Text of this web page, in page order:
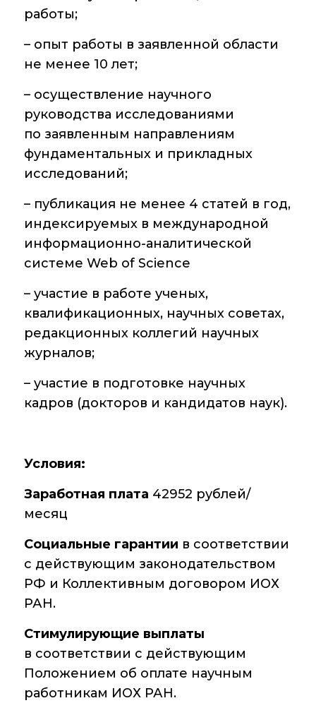
работы;
– опыт работы в заявленной области
не менее 10 лет;
– осуществление научного
руководства исследованиями
по заявленным направлениям
фундаментальных и прикладных
исследований;
– публикация не менее 4 статей в год,
индексируемых в международной
информационно-аналитической
системе Web of Science
– участие в работе ученых,
квалификационных, научных советах,
редакционных коллегий научных
журналов;
– участие в подготовке научных
кадров (докторов и кандидатов наук).
Условия:
Заработная плата 42952 рублей/
месяц
Социальные гарантии в соответствии
с действующим законодательством
РФ и Коллективным договором ИОХ
РАН.
Стимулирующие выплаты
в соответствии с действующим
Положением об оплате научным
работникам ИОХ РАН.